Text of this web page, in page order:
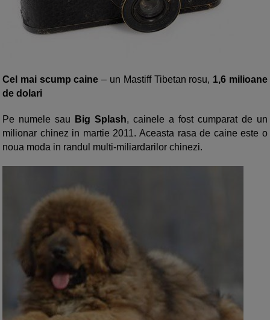
Cel mai scump caine – un Mastiff Tibetan rosu, 1,6 milioane
de dolari
Pe numele sau Big Splash, cainele a fost cumparat de un
milionar chinez in martie 2011. Aceasta rasa de caine este o
noua moda in randul multi-miliardarilor chinezi.